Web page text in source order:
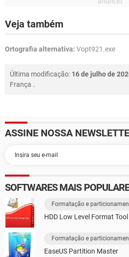
Veja também
Ortografia alternativa: Vopt921.exe
Última modificação: 16 de julho de
França .
ASSINE NOSSA
SOFTWARES MAIS
Formatação e
HDD Low Level Format Tool
Formatação e
EaseUS Partition Master